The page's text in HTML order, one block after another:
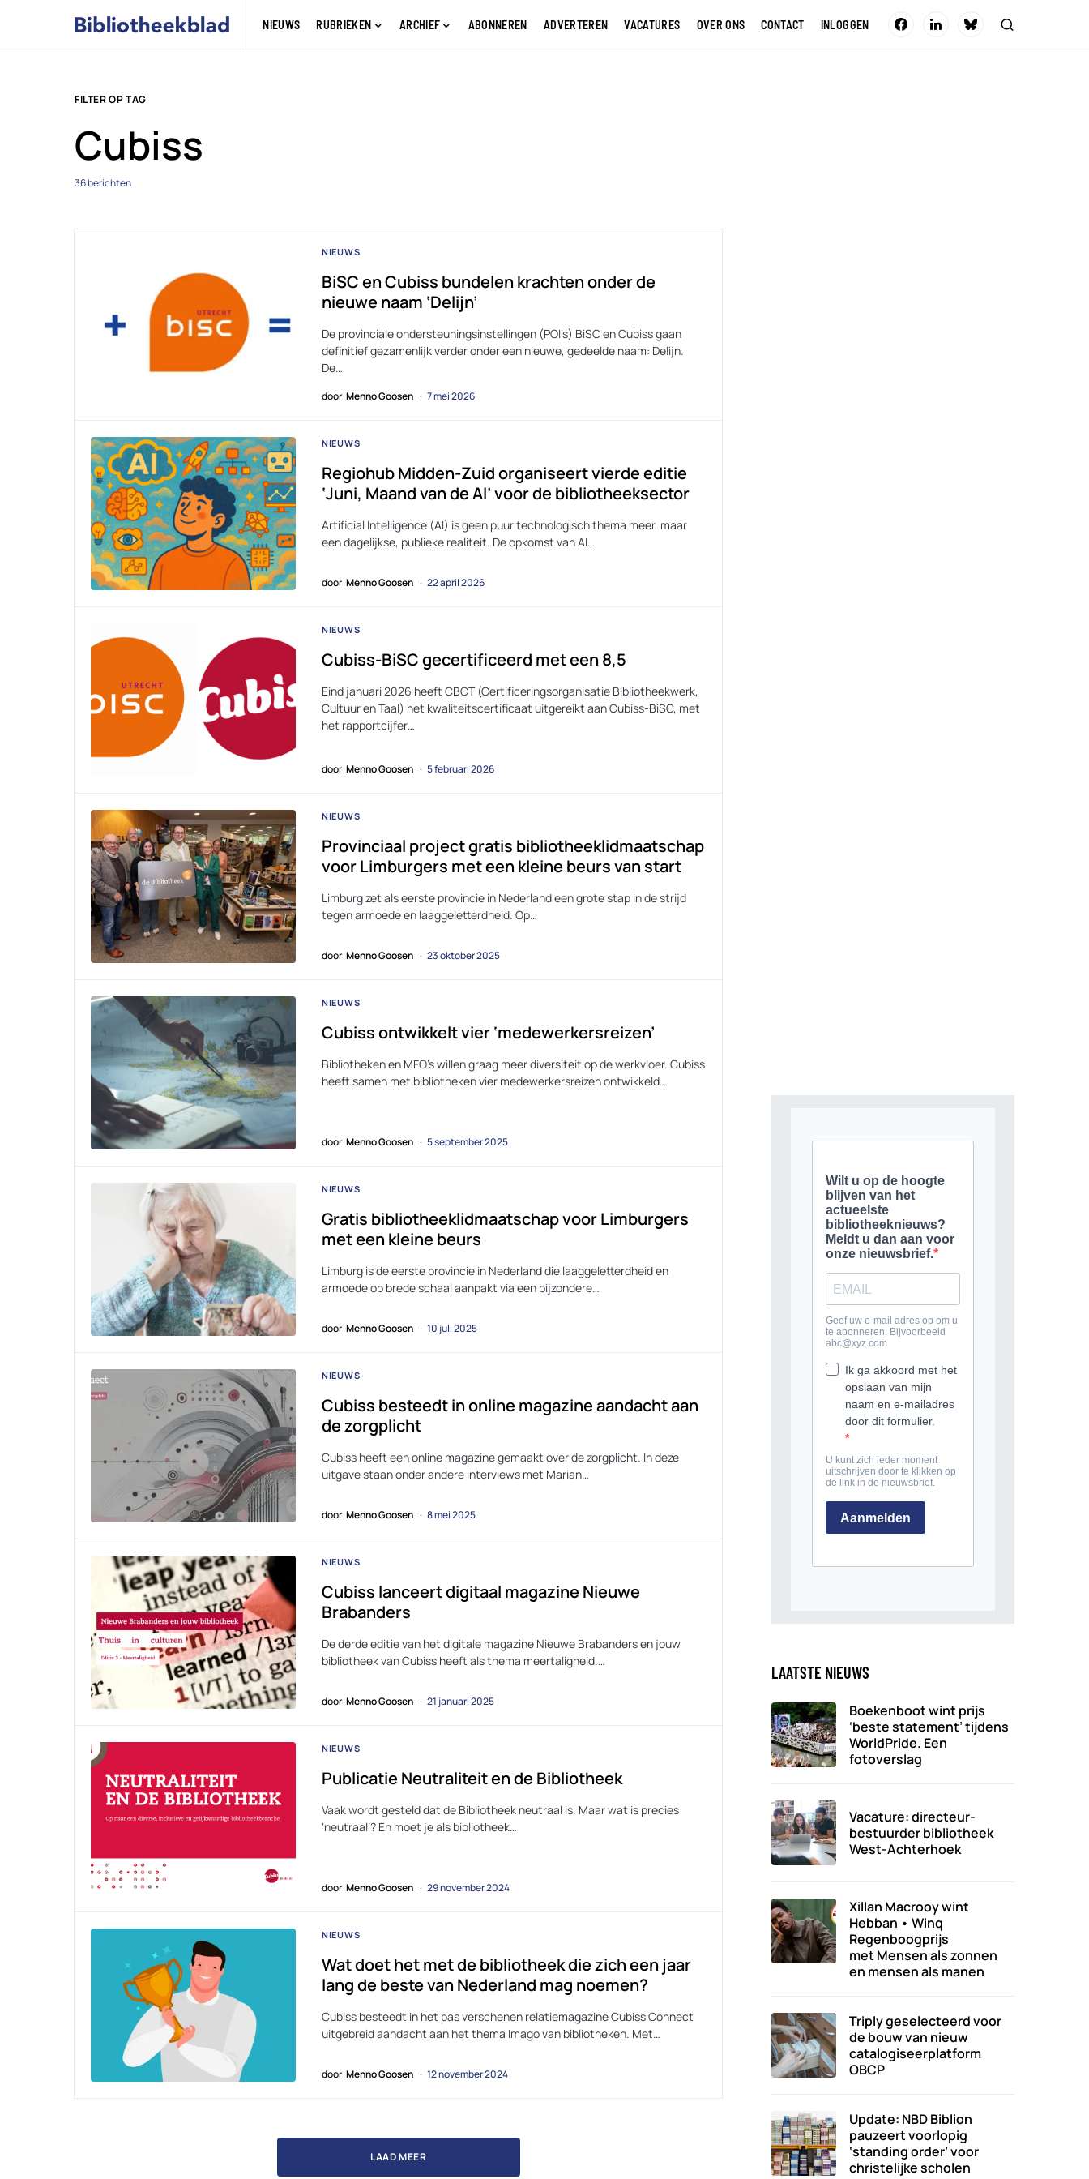
NIEUWS RUBRIEKEN ARCHIEF ABONNEREN ADVERTEREN VACATURES OVER ONS CONTACT INLOGGEN
FILTER OP TAG
Cubiss
36 berichten
NIEUWS
BiSC en Cubiss bundelen krachten onder de
nieuwe naam ‘Delijn’
De provinciale ondersteuningsinstellingen (POI’s) BiSC en Cubiss gaan
definitief gezamenlijk verder onder een nieuwe, gedeelde naam: Delijn.
De…
door Menno Goosen 7 mei 2026
NIEUWS
Regiohub Midden-Zuid organiseert vierde editie
‘Juni, Maand van de AI’ voor de bibliotheeksector
Artificial Intelligence (AI) is geen puur technologisch thema meer, maar
een dagelijkse, publieke realiteit. De opkomst van AI…
door Menno Goosen 22 april 2026
NIEUWS
Cubiss-BiSC gecertificeerd met een 8,5
Eind januari 2026 heeft CBCT (Certificeringsorganisatie Bibliotheekwerk,
Cultuur en Taal) het kwaliteitscertificaat uitgereikt aan Cubiss-BiSC, met
het rapportcijfer…
door Menno Goosen 5 februari 2026
NIEUWS
Provinciaal project gratis bibliotheeklidmaatschap
voor Limburgers met een kleine beurs van start
Limburg zet als eerste provincie in Nederland een grote stap in de strijd
tegen armoede en laaggeletterdheid. Op…
door Menno Goosen 23 oktober 2025
NIEUWS
Cubiss ontwikkelt vier ‘medewerkersreizen’
Bibliotheken en MFO’s willen graag meer diversiteit op de werkvloer. Cubiss
heeft samen met bibliotheken vier medewerkersreizen ontwikkeld…
door Menno Goosen 5 september 2025
NIEUWS
Gratis bibliotheeklidmaatschap voor Limburgers
met een kleine beurs
Limburg is de eerste provincie in Nederland die laaggeletterdheid en
armoede op brede schaal aanpakt via een bijzondere…
door Menno Goosen 10 juli 2025
NIEUWS
Cubiss besteedt in online magazine aandacht aan
de zorgplicht
Cubiss heeft een online magazine gemaakt over de zorgplicht. In deze
uitgave staan onder andere interviews met Marian…
door Menno Goosen 8 mei 2025
NIEUWS
Cubiss lanceert digitaal magazine Nieuwe
Brabanders
De derde editie van het digitale magazine Nieuwe Brabanders en jouw
bibliotheek van Cubiss heeft als thema meertaligheid.…
door Menno Goosen 21 januari 2025
NIEUWS
Publicatie Neutraliteit en de Bibliotheek
Vaak wordt gesteld dat de Bibliotheek neutraal is. Maar wat is precies
‘neutraal’? En moet je als bibliotheek…
door Menno Goosen 29 november 2024
NIEUWS
Wat doet het met de bibliotheek die zich een jaar
lang de beste van Nederland mag noemen?
Cubiss besteedt in het pas verschenen relatiemagazine Cubiss Connect
uitgebreid aandacht aan het thema Imago van bibliotheken. Met…
door Menno Goosen 12 november 2024
LAAD MEER
LAATSTE NIEUWS
Boekenboot wint prijs
‘beste statement’ tijdens
WorldPride. Een
fotoverslag
Vacature: directeur-
bestuurder bibliotheek
West-Achterhoek
Xillan Macrooy wint
Hebban • Winq
Regenboogprijs
met Mensen als zonnen
en mensen als manen
Triply geselecteerd voor
de bouw van nieuw
catalogiseerplatform
OBCP
Update: NBD Biblion
pauzeert voorlopig
‘standing order’ voor
christelijke scholen